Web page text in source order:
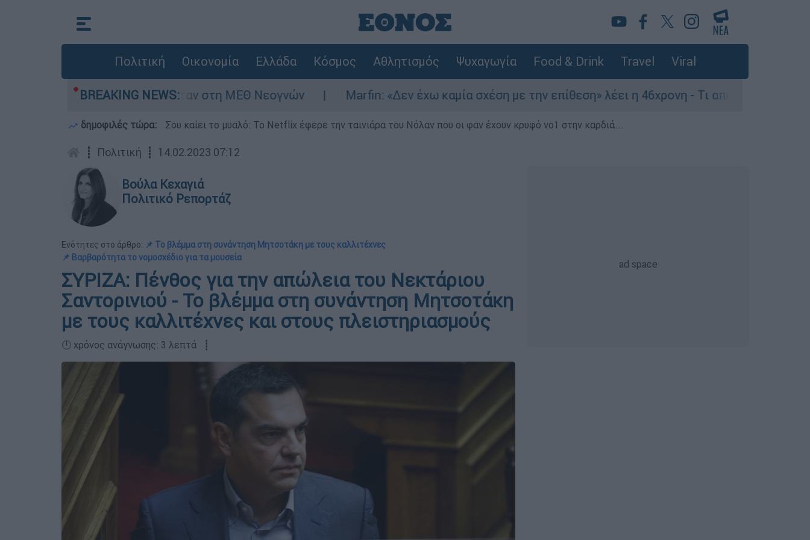
Πολιτική Οικονομία Ελλάδα Κόσμος Αθλητισμός Ψυχαγωγία Food & Drink Travel Viral
BREAKING NEWS:
ημερών - Νοσηλευόταν στη ΜΕΘ Νεογνών Marfin: «Δεν έχω καμία σχέση με την επίθεση» λέει η 46χρονη - Τι αποκάλυψε στους
δημοφιλές τώρα: Σου καίει το μυαλό: Το Netflix έφερε την ταινιάρα του Νόλαν που οι φαν έχουν κρυφό νο1 στην καρδιά...
┋ Πολιτική ┋ 14.02.2023 07:12
Βούλα Κεχαγιά
Πολιτικό Ρεπορτάζ
Ενότητες στο άρθρο: 📌 Το βλέμμα στη συνάντηση Μητσοτάκη με τους καλλιτέχνες
📌 Βαρβαρότητα το νομοσχέδιο για τα μουσεία
ΣΥΡΙΖΑ: Πένθος για την απώλεια του Νεκτάριου
Σαντορινιού - Το βλέμμα στη συνάντηση Μητσοτάκη
με τους καλλιτέχνες και στους πλειστηριασμούς
🕛 χρόνος ανάγνωσης: 3 λεπτά ┋